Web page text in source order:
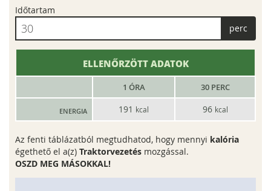
Időtartam
perc
ELLENŐRZÖTT ADATOK
1 ÓRA 30PERC
ENERGIA 191 kcal 96 kcal
Az fenti táblázatból megtudhatod, hogy mennyi kalória
égethető el a(z) Traktorvezetés mozgással.
OSZD MEG MÁSOKKAL!